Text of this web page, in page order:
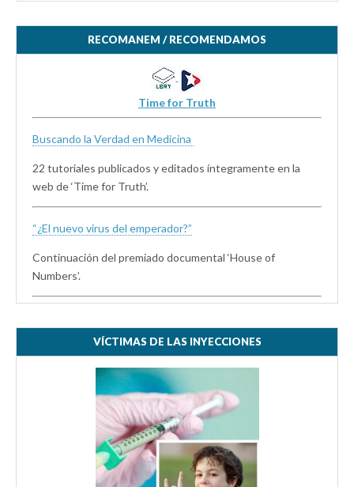
RECOMANEM / RECOMENDAMOS
Time for Truth
Buscando la Verdad en Medicina
22 tutoriales publicados y editados íntegramente en la
web de ‘Time for Truth’.
“¿El nuevo virus del emperador?”
Continuación del premiado documental ‘House of
Numbers’.
VÍCTIMAS DE LAS INYECCIONES